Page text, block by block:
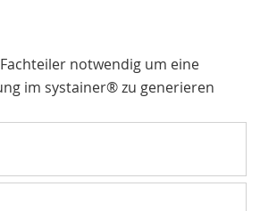
notwendig um eine
im systainer® zu generieren